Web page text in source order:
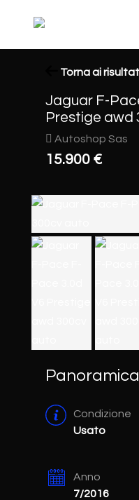
Torna ai
Jaguar F-
Prestige awd
Autoshop Sas
15.900 €
Panoramica
Condizione
Usato
Anno
7/2016